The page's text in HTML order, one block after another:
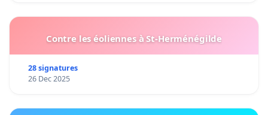
Contre les éoliennes à St-Herménégilde
28 signatures
26 Dec 2025